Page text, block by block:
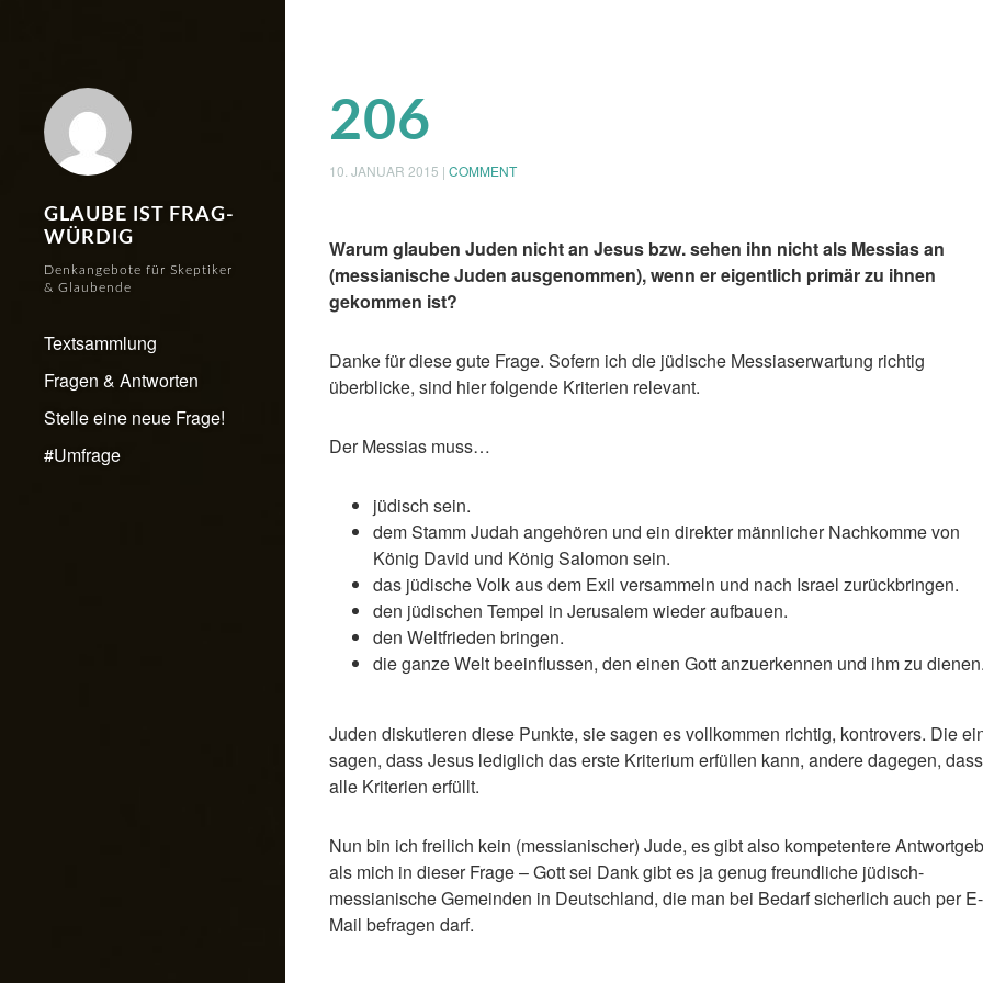
GLAUBE IST FRAG-
WÜRDIG
Denkangebote für Skeptiker
& Glaubende
Textsammlung
Fragen & Antworten
Stelle eine neue Frage!
#Umfrage
206
10. JANUAR 2015 | COMMENT
Warum glauben Juden nicht an Jesus bzw. sehen ihn nicht als Messias an
(messianische Juden ausgenommen), wenn er eigentlich primär zu ihnen
gekommen ist?
Danke für diese gute Frage. Sofern ich die jüdische Messiaserwartung richtig
überblicke, sind hier folgende Kriterien relevant.
Der Messias muss…
jüdisch sein.
dem Stamm Judah angehören und ein direkter männlicher Nachkomme von
König David und König Salomon sein.
das jüdische Volk aus dem Exil versammeln und nach Israel zurückbringen.
den jüdischen Tempel in Jerusalem wieder aufbauen.
den Weltfrieden bringen.
die ganze Welt beeinflussen, den einen Gott anzuerkennen und ihm zu
Juden diskutieren diese Punkte, sie sagen es vollkommen richtig, kontrovers. Die
sagen, dass Jesus lediglich das erste Kriterium erfüllen kann, andere dagegen,
alle Kriterien erfüllt.
Nun bin ich freilich kein (messianischer) Jude, es gibt also kompetentere
als mich in dieser Frage – Gott sei Dank gibt es ja genug freundliche jüdisch-
messianische Gemeinden in Deutschland, die man bei Bedarf sicherlich auch per E-
Mail befragen darf.